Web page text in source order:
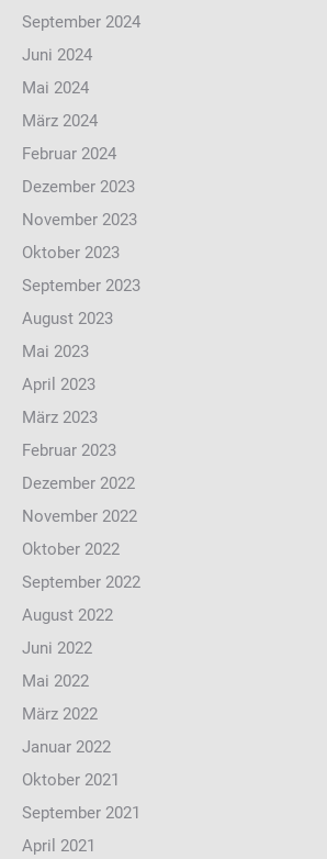
September 2024
Juni 2024
Mai 2024
März 2024
Februar 2024
Dezember 2023
November 2023
Oktober 2023
September 2023
August 2023
Mai 2023
April 2023
März 2023
Februar 2023
Dezember 2022
November 2022
Oktober 2022
September 2022
August 2022
Juni 2022
Mai 2022
März 2022
Januar 2022
Oktober 2021
September 2021
April 2021